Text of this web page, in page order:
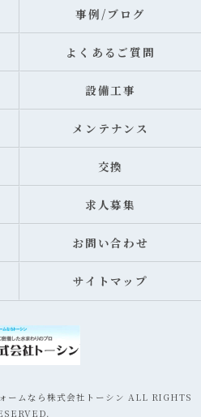
事例/ブログ
よくあるご質問
設備工事
メンテナンス
交換
求人募集
お問い合わせ
サイトマップ
ームなら株式会社トーシン ALL RIGHTS